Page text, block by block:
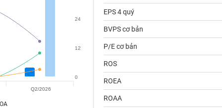
0
12
24
Q2/2026
EPS 4 quý
BVPS cơ bản
P/E cơ bản
ROS
ROEA
ROAA